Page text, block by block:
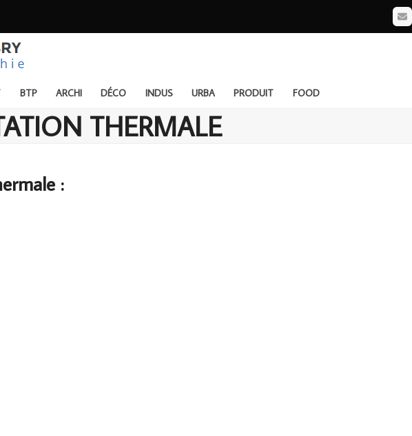
BTP ARCHI DÉCO INDUS URBA PRODUIT FOOD
THERMALE
: